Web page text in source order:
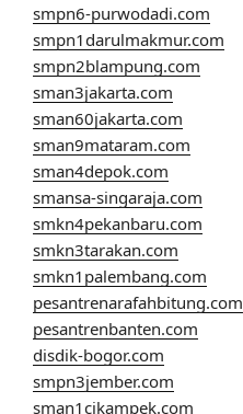
smpn6-purwodadi.com
smpn1darulmakmur.com
smpn2blampung.com
sman3jakarta.com
sman60jakarta.com
sman9mataram.com
sman4depok.com
smansa-singaraja.com
smkn4pekanbaru.com
smkn3tarakan.com
smkn1palembang.com
pesantrenarafahbitung.com
pesantrenbanten.com
disdik-bogor.com
smpn3jember.com
sman1cikampek.com